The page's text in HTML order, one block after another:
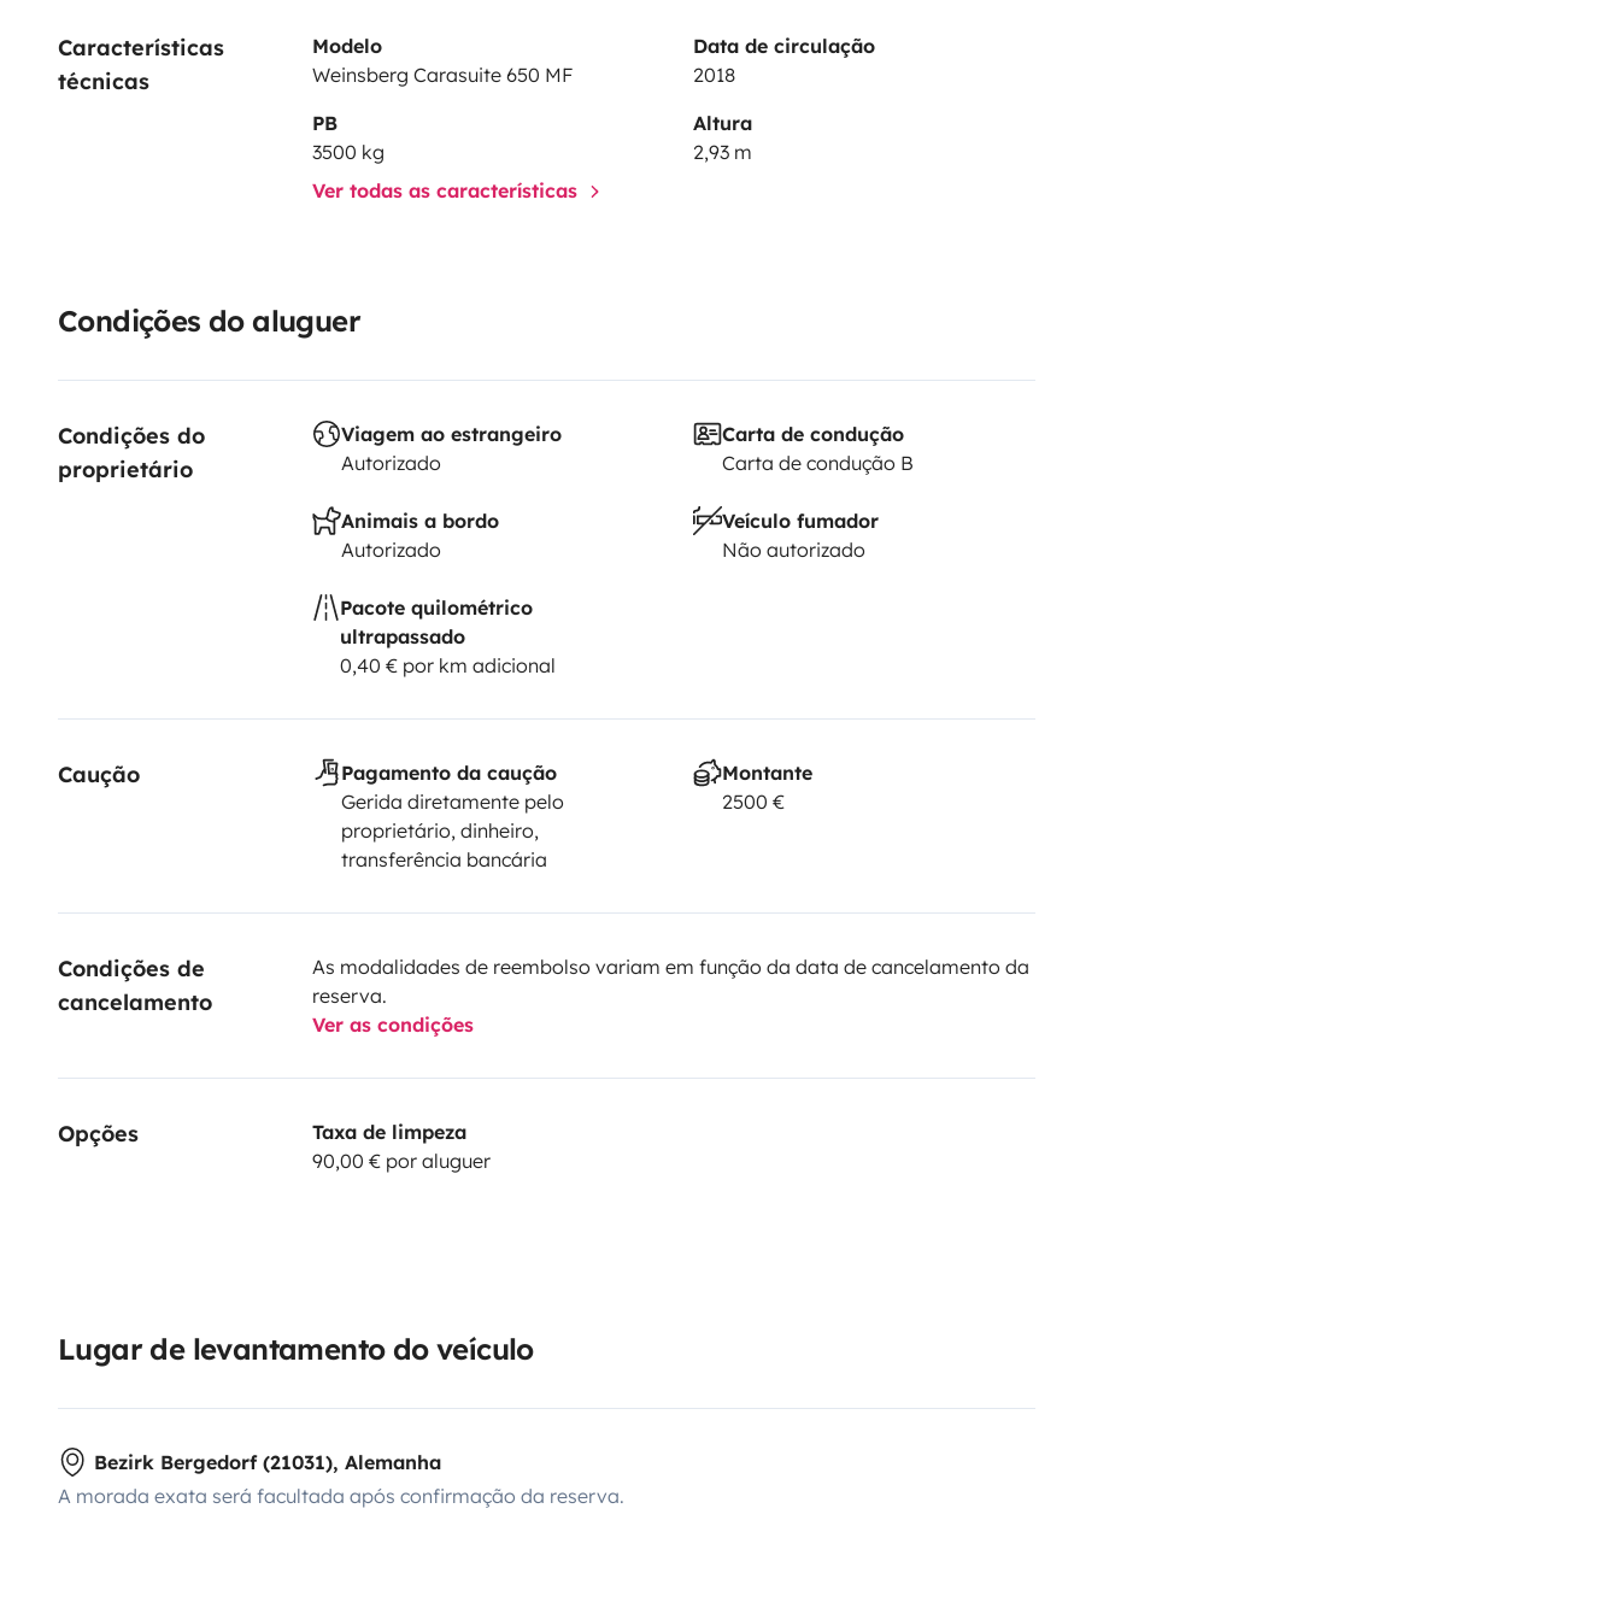
Wir freuen uns auf eure Anfragen, freut euch auf einen tollen Urlaub.
Florian, Ann-Kristin und Max
Características
técnicas
Modelo
Weinsberg Carasuite 650 MF
Data de circulação
2018
PB
3500 kg
Altura
2,93 m
Ver todas as características
Condições do aluguer
Condições do
proprietário
Viagem ao estrangeiro
Autorizado
Carta de condução
Carta de condução B
Animais a bordo
Autorizado
Veículo fumador
Não autorizado
Pacote quilométrico
ultrapassado
0,40 € por km adicional
Caução
Pagamento da caução
Gerida diretamente pelo
proprietário, dinheiro,
transferência bancária
Montante
2500 €
Condições de
cancelamento
As modalidades de reembolso variam em função da data de cancelamento da
reserva.
Ver as condições
Opções
Taxa de limpeza
90,00 € por aluguer
Lugar de levantamento do veículo
Bezirk Bergedorf (21031), Alemanha
A morada exata será facultada após confirmação da reserva.